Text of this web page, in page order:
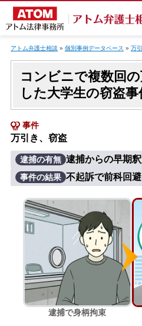
ホームに戻る
刑事事件でお困りの方
刑事事件の無料相談
接見・面会を弁護士に
刑事事件を示談で解決
アトム弁護士相談 » 個別事例データベース » 万
コンビニで複数回
した大学生の窃盗事
事件
万引き、窃盗
逮捕の有無 逮捕からの早期
事件の結果 不起訴で前科回避
逮捕で身柄拘束